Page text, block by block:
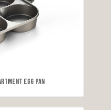
Egg Pan